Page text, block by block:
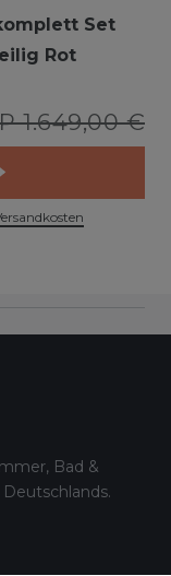
Set
Rot
1.649,00 €
Bad &